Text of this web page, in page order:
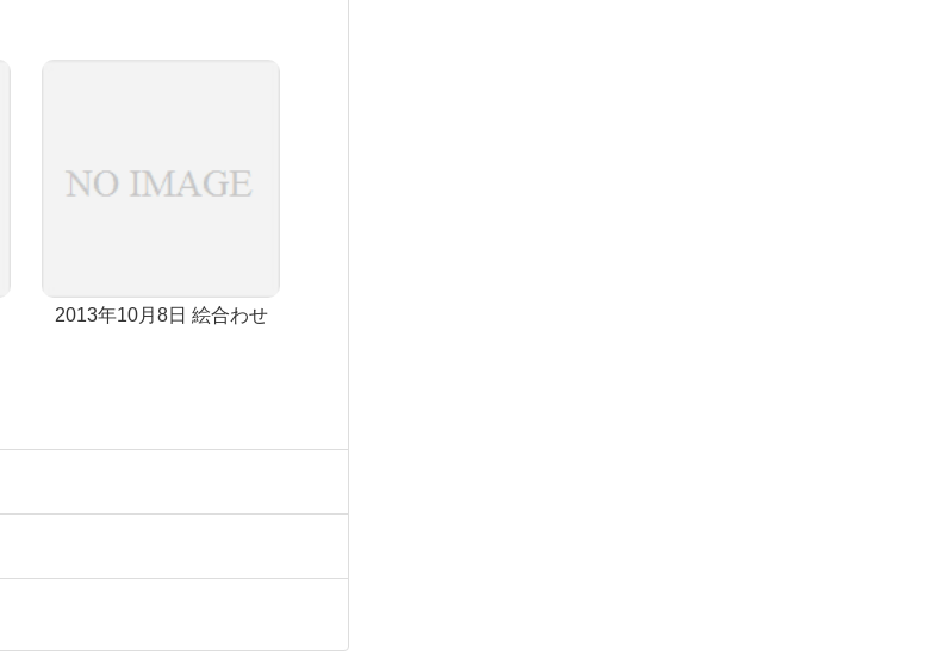
2013年10月8日 絵合わせ